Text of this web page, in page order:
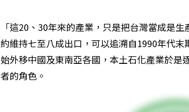
「這20、30年來的產業，只是把台灣當成是
約維持七至八成出口，可以追溯自1990年代
始外移中國及東南亞各國，本土石化產業於
者的角色。